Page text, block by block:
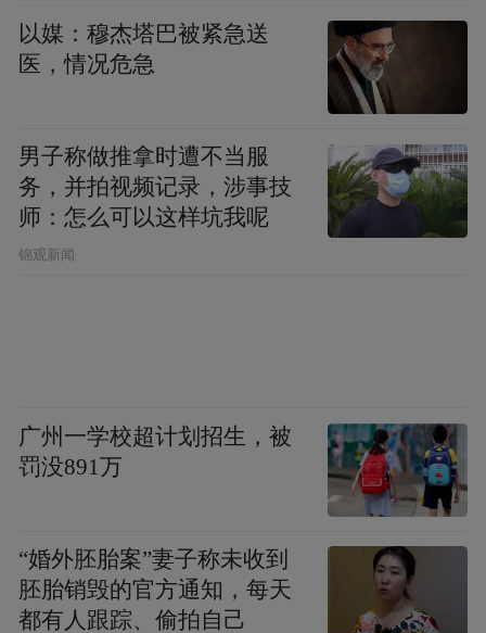
活动内容：三名女性体验旅拍/簪花可享受一
人免单；凡在景区消费女性即可免费领取康
乃馨一束；活动当日围炉煮茶可享8.8折。
御龙湾国际旅游度假区
活动时间：
活动时间：3月8日
免门票优惠，套票5折优惠，同行
趁着春光正好
以媒：穆杰塔巴被紧急送
医，情况危急
男子称做推拿时遭不当服
务，并拍视频记录，涉事技
师：怎么可以这样坑我呢
锦观新闻
广州一学校超计划招生，被
罚没891万
“婚外胚胎案”妻子称未收到
胚胎销毁的官方通知，每天
都有人跟踪、偷拍自己